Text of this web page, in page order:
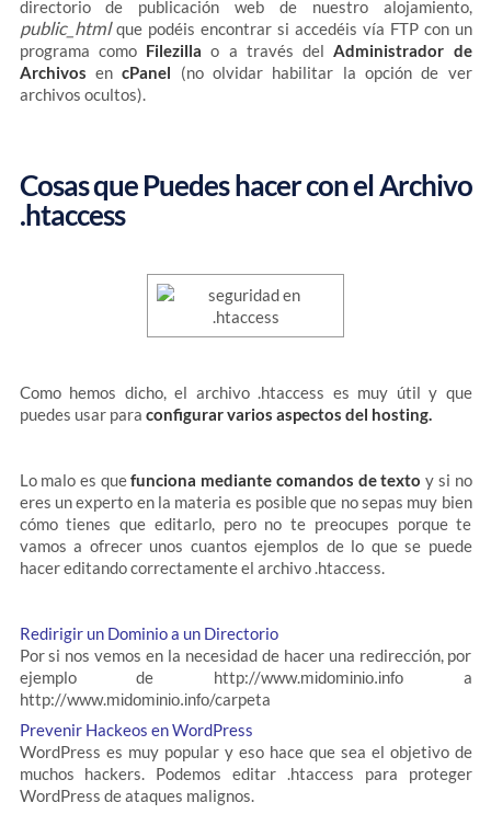
directorio de publicación web de nuestro alojamiento,
public_htmlque podéis encontrar si accedéis vía FTP con un
programa como Filezilla o a través delAdministrador de
Archivos encPanel (no olvidar habilitar la opción de ver
archivos ocultos).
Cosas que Puedes hacer con el Archivo
.htaccess
Como hemos dicho, el archivo .htaccess es muy útil y que
puedes usar para configurar varios aspectos del hosting.
Lo malo es quefunciona mediante comandos de texto y si no
eres un experto en la materia es posible que no sepas muy bien
cómo tienes que editarlo, pero no te preocupes porque te
vamos a ofrecer unos cuantos ejemplos de lo que se puede
hacer editando correctamente el archivo .htaccess.
Redirigir un Dominio a un Directorio
Por si nos vemos en la necesidad de hacer una redirección, por
ejemplo de http://www.midominio.infoa
http://www.midominio.info/carpeta
Prevenir Hackeos en WordPress
WordPress es muy popular y eso hace que sea el objetivo de
muchos hackers. Podemos editar .htaccess para proteger
WordPress de ataques malignos.